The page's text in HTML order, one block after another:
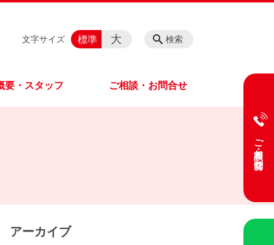
要・スタッフ ご相談・お問合せ
検索
文字サイズ 標準 大
ご相談・お問合せ
アーカイブ